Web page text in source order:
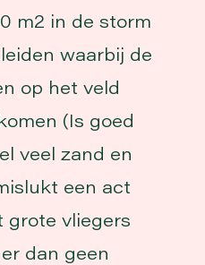
m2 in de storm
waarbij de
op het veld
(Is goed
veel zand en
een act
grote vliegers
dan geen